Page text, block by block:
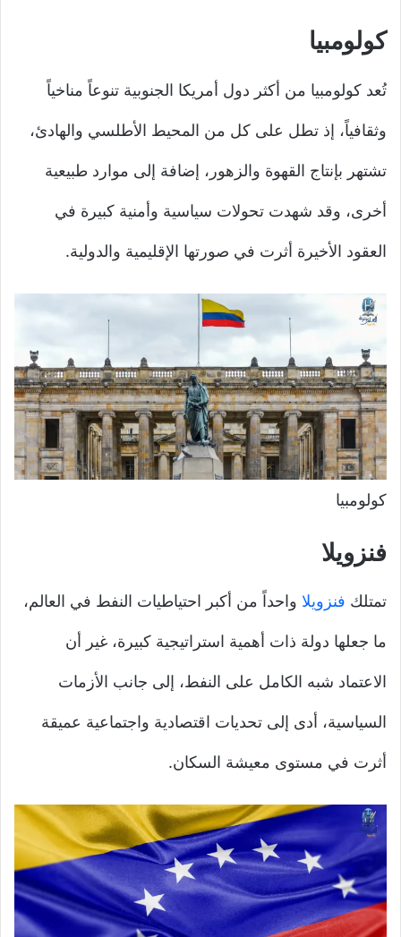
كولومبيا
تُعد كولومبيا من أكثر دول أمريكا الجنوبية تنوعاً مناخياً
وثقافياً، إذ تطل على كل من المحيط الأطلسي والهادئ،
تشتهر بإنتاج القهوة والزهور، إضافة إلى موارد طبيعية
أخرى، وقد شهدت تحولات سياسية وأمنية كبيرة في
العقود الأخيرة أثرت في صورتها الإقليمية والدولية.
كولومبيا
فنزويلا
تمتلك فنزويلا واحداً من أكبر احتياطيات النفط في العالم،
ما جعلها دولة ذات أهمية استراتيجية كبيرة، غير أن
الاعتماد شبه الكامل على النفط، إلى جانب الأزمات
السياسية، أدى إلى تحديات اقتصادية واجتماعية عميقة
أثرت في مستوى معيشة السكان.